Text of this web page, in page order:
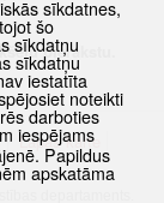
pierakstu.
Lapas karte
departaments.
sīkdatnes,
šo
sīkdatņu
sīkdatņu
iestatīta
noteikti
darboties
iespējams
Papildus
apskatāma